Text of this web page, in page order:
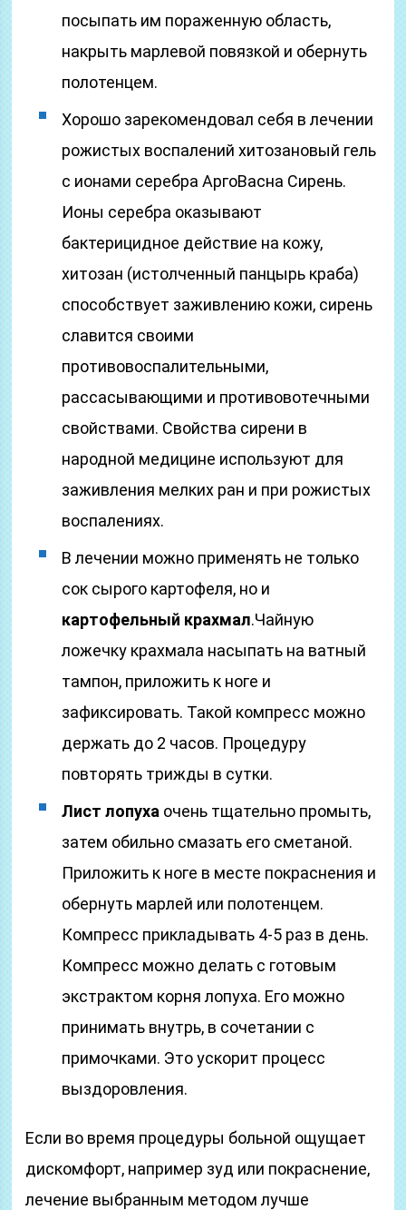
посыпать им пораженную область,
накрыть марлевой повязкой и обернуть
полотенцем.
Хорошо зарекомендовал себя в лечении
рожистых воспалений хитозановый гель
с ионами серебра АргоВасна Сирень.
Ионы серебра оказывают
бактерицидное действие на кожу,
хитозан (истолченный панцырь краба)
способствует заживлению кожи, сирень
славится своими
противовоспалительными,
рассасывающими и противовотечными
свойствами. Свойства сирени в
народной медицине используют для
заживления мелких ран и при рожистых
воспалениях.
В лечении можно применять не только
сок сырого картофеля, но и
картофельный крахмал.Чайную
ложечку крахмала насыпать на ватный
тампон, приложить к ноге и
зафиксировать. Такой компресс можно
держать до 2 часов. Процедуру
повторять трижды в сутки.
Лист лопуха очень тщательно промыть,
затем обильно смазать его сметаной.
Приложить к ноге в месте покраснения и
обернуть марлей или полотенцем.
Компресс прикладывать 4-5 раз в день.
Компресс можно делать с готовым
экстрактом корня лопуха. Его можно
принимать внутрь, в сочетании с
примочками. Это ускорит процесс
выздоровления.
Если во время процедуры больной ощущает
дискомфорт, например зуд или покраснение,
лечение выбранным методом лучше